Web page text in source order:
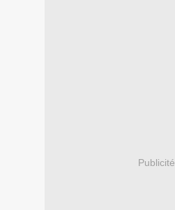
Publicité